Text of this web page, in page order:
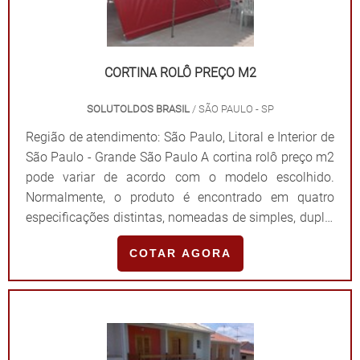
pagamento, a Solutoldos é referência em fabricação,
instalação, limpeza, manutenção e reforma de toldos
informações sobre os produtos e serviços!.
CORTINA ROLÔ PREÇO M2
SOLUTOLDOS BRASIL/ SÃO PAULO - SP
Região de atendimento: São Paulo, Litoral e Interior de
São Paulo - Grande São Paulo A cortina rolô preço m2
pode variar de acordo com o modelo escolhido.
Normalmente, o produto é encontrado em quatro
especificações distintas, nomeadas de simples, dupla,
blackout e colorida, desde que empresas
especializadas sejam escolhidas no momento da
pesquisa. DETALHES SOBRE CADA MODELO DO
coloração branca, é o modelo mais tradicional. Isso
COTAR AGORA